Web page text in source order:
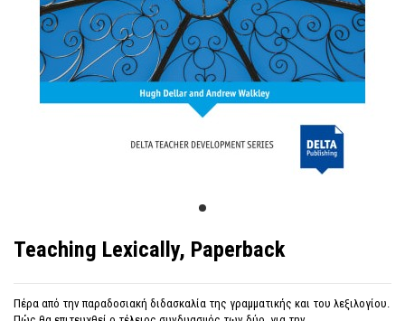
Teaching Lexically, Paperback
Πέρα από την παραδοσιακή διδασκαλία της γραμματικής και του λεξιλογίου.